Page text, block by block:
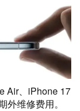
Air、iPhone 17
维修费用。